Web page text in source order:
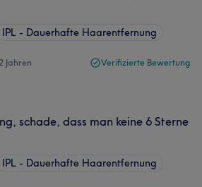
IPL - Dauerhafte Haarentfernung
Jahren Verifizierte Bewertung
schade, dass man keine 6 Sterne
IPL - Dauerhafte Haarentfernung